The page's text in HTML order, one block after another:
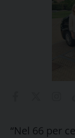
“Nel 66 per